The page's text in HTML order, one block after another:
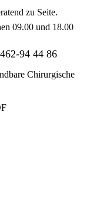
zu Seite.
09.00 und 18.00
94 44 86
Chirurgische